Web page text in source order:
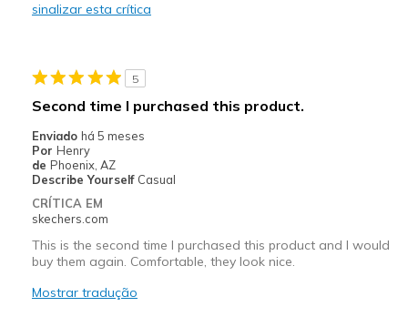
Width
Sizing
Feels half size too big
View On Shoes
sinalizar esta crítica
5
Second time I purchased this product.
Enviado há 5 meses
Por Henry
de Phoenix, AZ
Describe Yourself Casual
CRÍTICA EM
skechers.com
This is the second time I purchased this product and I would
buy them again. Comfortable, they look nice.
Mostrar tradução